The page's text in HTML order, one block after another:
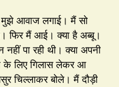
मुझे आवाज लगाई। मैं सो
फिर मैं आई। क्या है अब्बू।
पा रही थी। क्या अपनी
के लिए गिलास लेकर आ
बोले। मैं दौड़ी